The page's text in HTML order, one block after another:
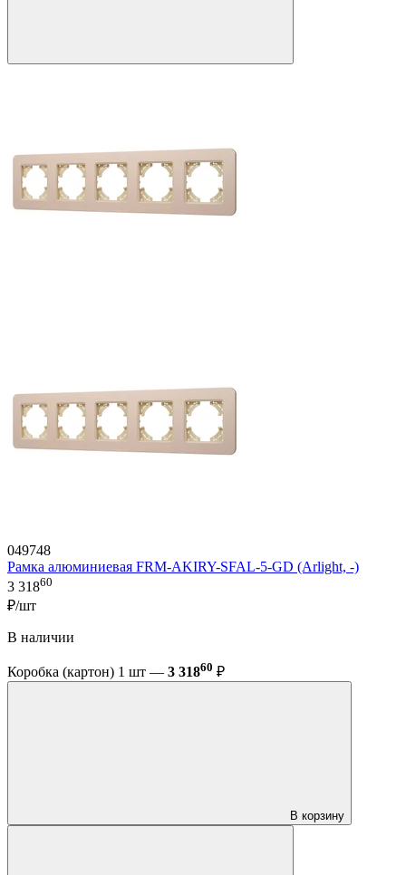
049748
Рамка алюминиевая FRM-AKIRY-SFAL-5-GD (Arlight, -)
3 31860
₽/шт
В наличии
Коробка (картон) 1 шт — 3 31860 ₽
В корзину